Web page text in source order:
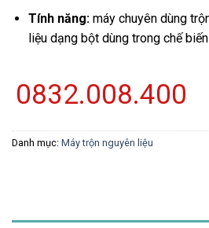
Tính năng:máy chuyên dùng
liệu dạng bột dùng trong chế
0832.008.400
Danh mục: Máy trộn nguyên liệu